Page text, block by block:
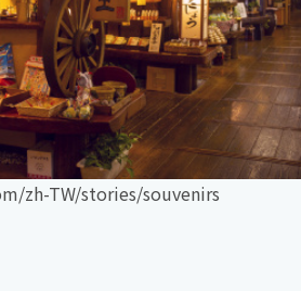
zh-TW/stories/souvenirs